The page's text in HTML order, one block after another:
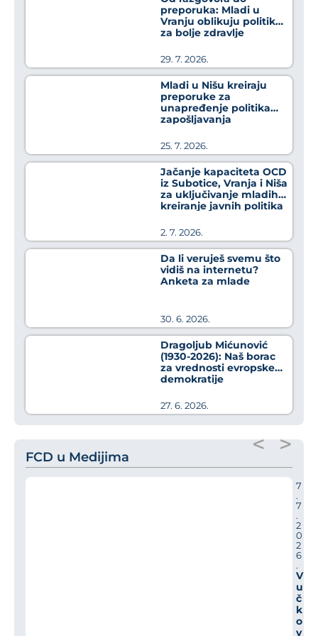
preporuka: Mladi u
Vranju oblikuju politike
za bolje zdravlje
29. 7. 2026.
Mladi u Nišu kreiraju
preporuke za
unapređenje politika
zapošljavanja
25. 7. 2026.
Jačanje kapaciteta OCD
iz Subotice, Vranja i Niša
za uključivanje mladih u
kreiranje javnih politika
2. 7. 2026.
Da li veruješ svemu što
vidiš na internetu?
Anketa za mlade
30. 6. 2026.
Dragoljub Mićunović
(1930-2026): Naš borac
za vrednosti evropske
demokratije
27. 6. 2026.
FCD u Medijima
7
.
7
.
2
0
2
6
.
V
u
č
k
o
v
< >